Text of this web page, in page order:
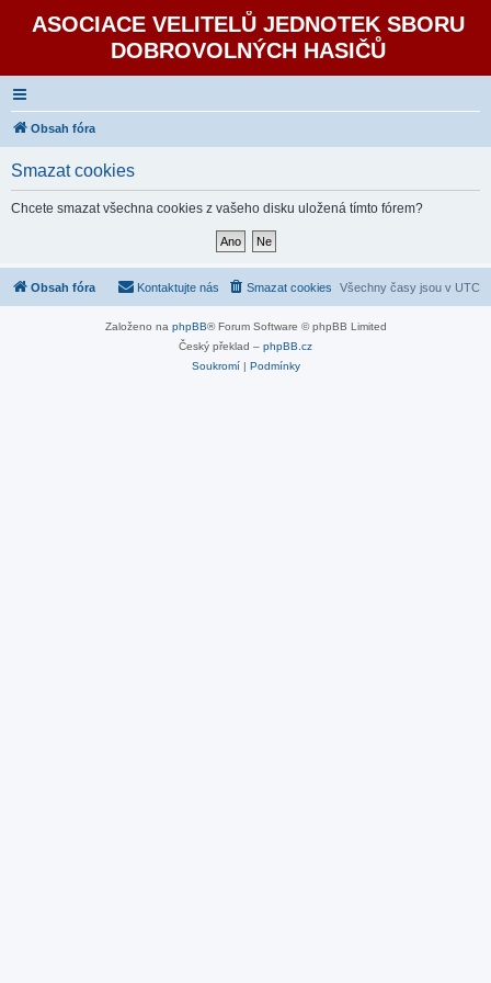
ASOCIACE VELITELŮ JEDNOTEK SBORU
DOBROVOLNÝCH HASIČŮ
Obsah fóra
Smazat cookies
Chcete smazat všechna cookies z vašeho disku uložená tímto fórem?
Obsah fóra Všechny časy jsou v UTC
Smazat cookies
Kontaktujte nás
Založeno na phpBB® Forum Software © phpBB Limited
Český překlad – phpBB.cz
Soukromí| Podmínky